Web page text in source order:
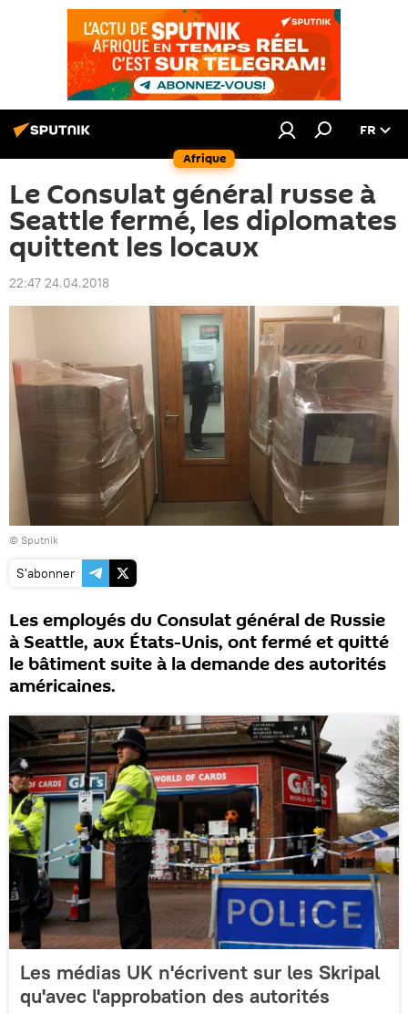
Afrique
FR
Le Consulat général russe à
Seattle fermé, les diplomates
quittent les locaux
22:47 24.04.2018
© Sputnik
S'abonner
Les employés du Consulat général de Russie
à Seattle, aux États-Unis, ont fermé et quitté
le bâtiment suite à la demande des autorités
américaines.
Les médias UK n'écrivent sur les Skripal
qu'avec l'approbation des autorités